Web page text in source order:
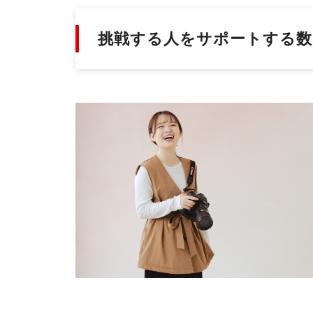
挑戦する人をサポートする